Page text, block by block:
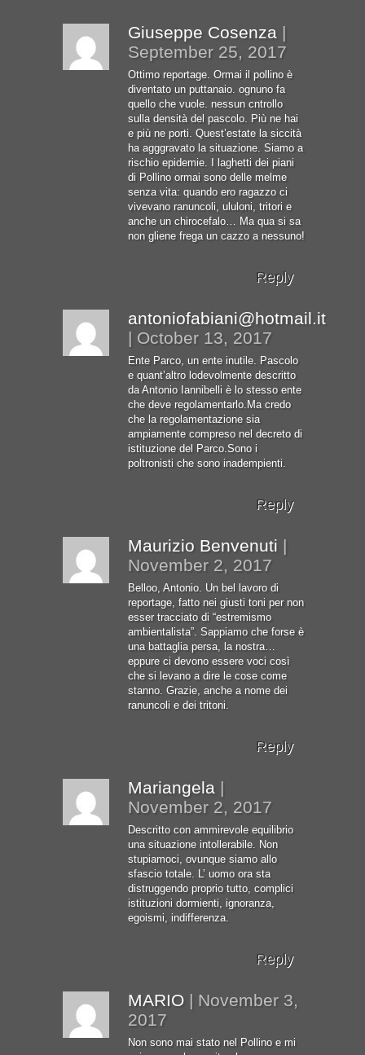
Giuseppe Cosenza |
September 25, 2017
Ottimo reportage. Ormai il pollino è
diventato un puttanaio. ognuno fa
quello che vuole. nessun cntrollo
sulla densità del pascolo. Più ne hai
e più ne porti. Quest’estate la siccità
ha agggravato la situazione. Siamo a
rischio epidemie. I laghetti dei piani
di Pollino ormai sono delle melme
senza vita: quando ero ragazzo ci
vivevano ranuncoli, ululoni, tritori e
anche un chirocefalo… Ma qua si sa
non gliene frega un cazzo a nessuno!
Reply
antoniofabiani@hotmail.it
| October 13, 2017
Ente Parco, un ente inutile. Pascolo
e quant’altro lodevolmente descritto
da Antonio Iannibelli è lo stesso ente
che deve regolamentarlo.Ma credo
che la regolamentazione sia
ampiamente compreso nel decreto di
istituzione del Parco.Sono i
poltronisti che sono inadempienti.
Reply
Maurizio Benvenuti |
November 2, 2017
Belloo, Antonio. Un bel lavoro di
reportage, fatto nei giusti toni per non
esser tracciato di “estremismo
ambientalista”. Sappiamo che forse è
una battaglia persa, la nostra…
eppure ci devono essere voci così
che si levano a dire le cose come
stanno. Grazie, anche a nome dei
ranuncoli e dei tritoni.
Reply
Mariangela |
November 2, 2017
Descritto con ammirevole equilibrio
una situazione intollerabile. Non
stupiamoci, ovunque siamo allo
sfascio totale. L’ uomo ora sta
distruggendo proprio tutto, complici
istituzioni dormienti, ignoranza,
egoismi, indifferenza.
Reply
MARIO | November 3,
2017
Non sono mai stato nel Pollino e mi